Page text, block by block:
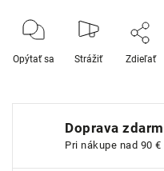
Opýtať sa Strážiť Zdieľať
Doprava
Pri nákupe nad 90